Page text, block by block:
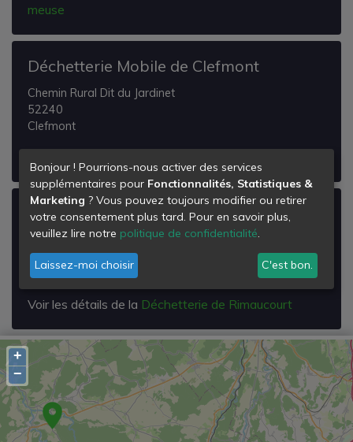
meuse
Déchetterie Mobile de Clefmont
Chemin Rural Dit du Jardinet
52240
Clefmont
Déchetterie de Rimaucourt
Zone Industrielle
52700
Rimaucourt
Voir les détails de la Déchetterie de Rimaucourt
+
−
Bonjour ! Pourrions-nous activer des services
supplémentaires pour Fonctionnalités, Statistiques &
Marketing ? Vous pouvez toujours modifier ou retirer
votre consentement plus tard. Pour en savoir plus,
veuillez lire notre politique de confidentialité.
Laissez-moi choisir C'est bon.